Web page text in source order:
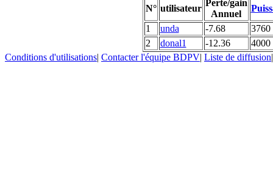
N° utilisateur
Perte/gain
Annuel
1
unda -7.68
3760
2
donal1 -12.36
4000
Conditions d'utilisations| Contacter l'équipe BDPV| Liste de diffusion